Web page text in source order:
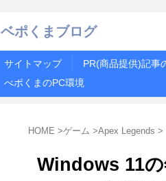
ベポくまブログ
サイトマップ PR(商品提供)記事
べポくまのPC環境
HOME >ゲーム >Apex Legends >
Windows 11